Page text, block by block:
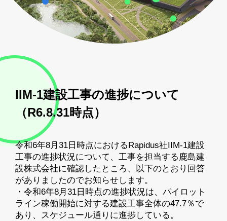
IIM-1建設工事の進捗について
（R6.8.31時点）
令和6年8月31日時点におけるRapidus社IIM-1建設
工事の進捗状況について、工事を担当する鹿島建
設株式会社に確認したところ、以下のとおり回答
がありましたのでお知らせします。
・令和6年8月31日時点の進捗状況は、パイロット
ライン稼働開始に対する建設工事全体の47.7％で
あり、スケジュール通りに進捗している。